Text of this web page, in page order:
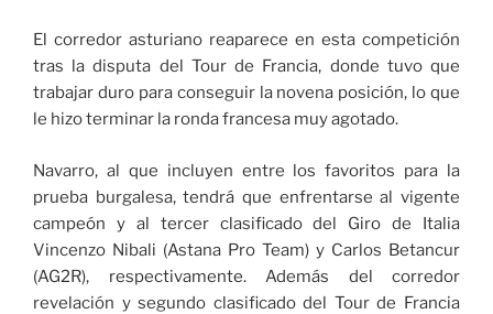
El corredor asturiano reaparece en esta competición
tras la disputa del Tour de Francia, donde tuvo que
trabajar duro para conseguir la novena posición, lo que
le hizo terminar la ronda francesa muy agotado.
Navarro, al que incluyen entre los favoritos para la
prueba burgalesa, tendrá que enfrentarse al vigente
campeón y al tercer clasificado del Giro de Italia
Vincenzo Nibali (Astana Pro Team) y Carlos Betancur
(AG2R), respectivamente. Además del corredor
revelación y segundo clasificado del Tour de Francia